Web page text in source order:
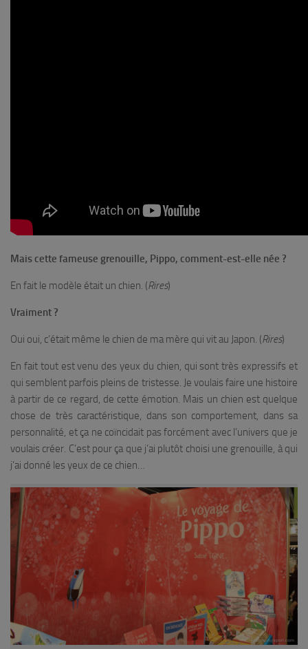
Mais cette fameuse grenouille, Pippo, comment-est-elle née ?
En fait le modèle était un chien. (Rires)
Vraiment ?
Oui oui, c’était même le chien de ma mère qui vit au Japon. (Rires)
En fait tout est venu des yeux du chien, qui sont très expressifs et
qui semblent parfois pleins de tristesse. Je voulais faire une histoire
à partir de ce regard, de cette émotion. Mais un chien est quelque
chose de très caractéristique, dans son comportement, dans sa
personnalité, et ça ne coïncidait pas forcément avec l’univers que je
voulais créer. C’est pour ça que j’ai plutôt choisi une grenouille, à qui
j’ai donné les yeux de ce chien…